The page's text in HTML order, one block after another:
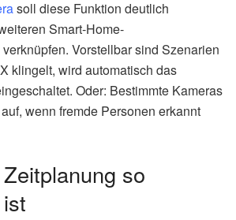
soll diese Funktion deutlich
Smart-Home-
Vorstellbar sind Szenarien
klingelt, wird automatisch das
Oder: Bestimmte Kameras
wenn fremde Personen erkannt
so